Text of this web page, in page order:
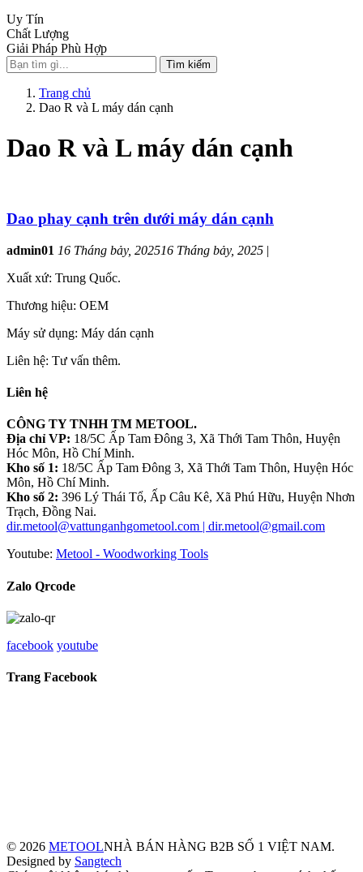
Uy Tín
Chất Lượng
Giải Pháp Phù Hợp
Tìm kiếm
Trang chủ
Dao R và L máy dán cạnh
Dao R và L máy dán cạnh
Dao phay cạnh trên dưới máy dán cạnh
admin01 16 Tháng bảy, 202516 Tháng bảy, 2025 |
Xuất xứ: Trung Quốc.
Thương hiệu: OEM
Máy sử dụng: Máy dán cạnh
Liên hệ: Tư vấn thêm.
Liên hệ
CÔNG TY TNHH TM METOOL.
Địa chỉ VP: 18/5C Ấp Tam Đông 3, Xã Thới Tam Thôn, Huyện
Hóc Môn, Hồ Chí Minh.
Kho số 1: 18/5C Ấp Tam Đông 3, Xã Thới Tam Thôn, Huyện Hóc
Môn, Hồ Chí Minh.
Kho số 2: 396 Lý Thái Tổ, Ấp Câu Kê, Xã Phú Hữu, Huyện Nhơn
Trạch, Đồng Nai.
dir.metool@vattunganhgometool.com | dir.metool@gmail.com
Youtube: Metool - Woodworking Tools
Zalo Qrcode
facebook youtube
Trang Facebook
© 2026 METOOLNHÀ BÁN HÀNG B2B SỐ 1 VIỆT NAM.
Designed by Sangtech